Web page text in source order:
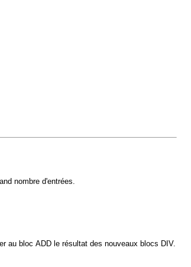
nombre d'entrées.
au bloc ADD le résultat des nouveaux blocs DIV.